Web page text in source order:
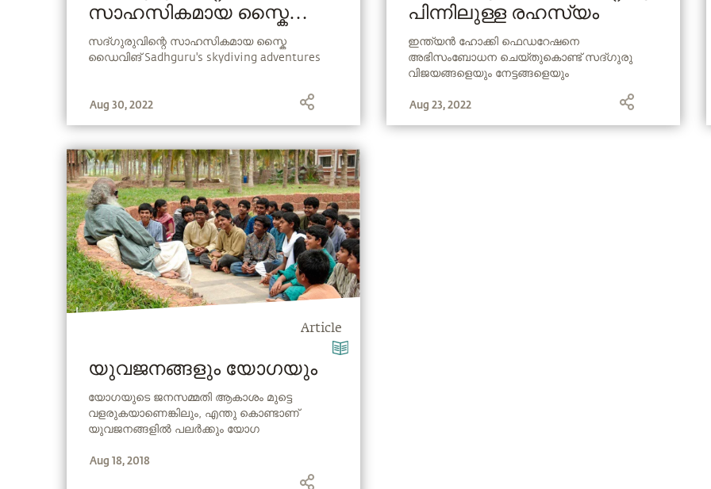
സാഹസികമായ സ്കൈ
ഡൈവിങ് Sadhguru's
skydiving adventures
സദ്ഗുരുവിന്റെ സാഹസികമായ സ്കൈ
ഡൈവിങ് Sadhguru's skydiving adventures
Aug 30, 2022
Article
യുവജനങ്ങളും യോഗയും
യോഗയുടെ ജനസമ്മതി ആകാശം മുട്ടെ
വളരുകയാണെങ്കിലും, എന്തു കൊണ്ടാണ്
യുവജനങ്ങളില്‍ പലര്‍ക്കും യോഗ
യൗവ്വനത്തില്‍ താന്‍ യോഗ ചെയ്യാന്‍
തുടങ്ങിയ അനുഭവം വിവരിച്ചു കൊണ്ട് സദ്ഗുരു
Aug 18, 2018
പിന്നിലുള്ള രഹസ്യം
ഇന്ത്യൻ ഹോക്കി ഫെഡറേഷനെ
അഭിസംബോധന ചെയ്തുകൊണ്ട് സദ്ഗുരു
വിജയങ്ങളെയും നേട്ടങ്ങളെയും
വിജയിക്കാൻ ഒരാളുടെ കഴിവുകളെ ഒരൊറ്റ
Aug 23, 2022